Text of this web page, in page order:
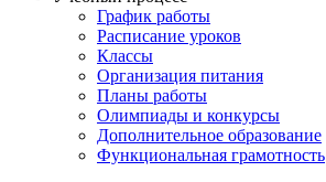
График работы
Расписание уроков
Классы
Организация питания
Планы работы
Олимпиады и конкурсы
Дополнительное образование
Функциональная грамотность